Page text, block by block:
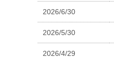
2026/6/30
2026/5/30
2026/4/29